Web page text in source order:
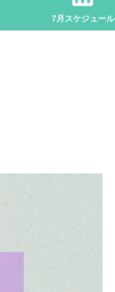
7月スケジュール